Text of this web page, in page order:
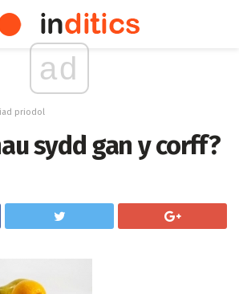
ad
priodol
sydd gan y corff?